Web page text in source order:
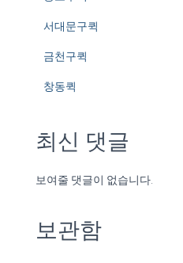
서대문구퀵
금천구퀵
창동퀵
최신 댓글
보여줄 댓글이 없습니다.
보관함